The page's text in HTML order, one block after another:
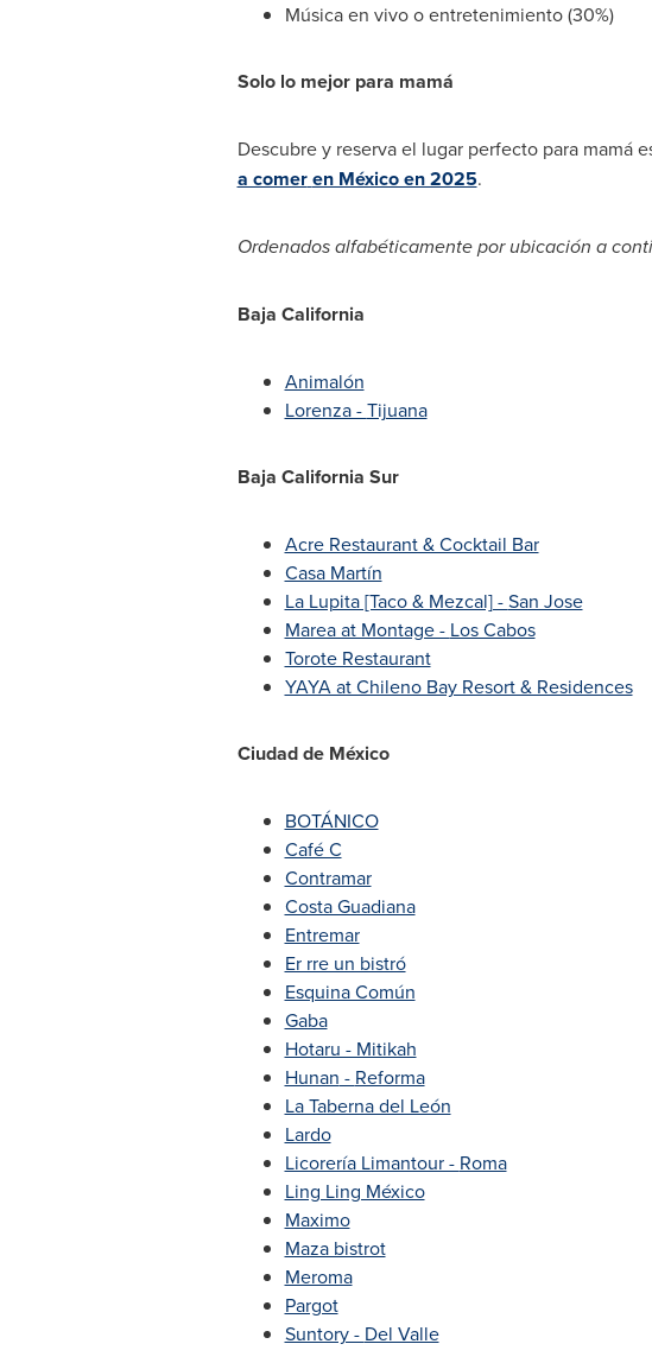
Música en vivo o entretenimiento (30%)
Solo lo mejor para mamá
Descubre y reserva el lugar perfecto para mamá
a comeren México en 2025.
Ordenados alfabéticamente por ubicación a
Baja California
Animalón
Lorenza -Tijuana
Baja California Sur
Acre Restaurant & Cocktail Bar
Casa Martín
La Lupita [Taco & Mezcal] -San Jose
Marea at Montage - Los Cabos
Torote Restaurant
YAYA at Chileno Bay Resort & Residences
Ciudad de México
BOTÁNICO
Café C
Contramar
Costa Guadiana
Entremar
Er rre un bistró
Esquina Común
Gaba
Hotaru - Mitikah
Hunan - Reforma
La Taberna del León
Lardo
Licorería Limantour - Roma
Ling Ling México
Maximo
Maza bistrot
Meroma
Pargot
Suntory - Del Valle